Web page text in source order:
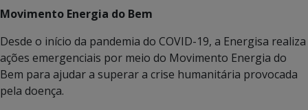
Movimento Energia do Bem
Desde o início da pandemia do COVID-19, a Energisa realiza
ações emergenciais por meio do Movimento Energia do
Bem para ajudar a superar a crise humanitária provocada
pela doença.